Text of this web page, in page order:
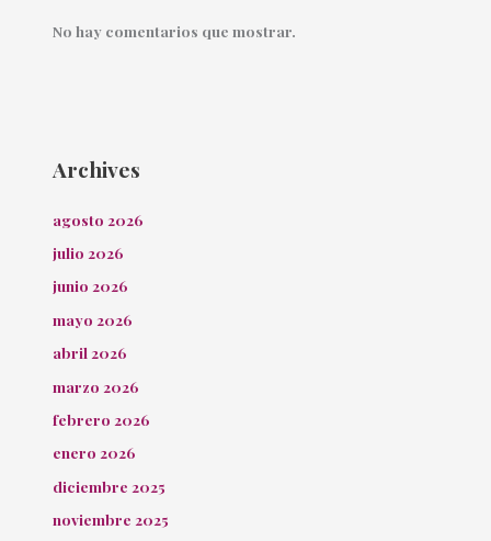
No hay comentarios que mostrar.
Archives
agosto 2026
julio 2026
junio 2026
mayo 2026
abril 2026
marzo 2026
febrero 2026
enero 2026
diciembre 2025
noviembre 2025